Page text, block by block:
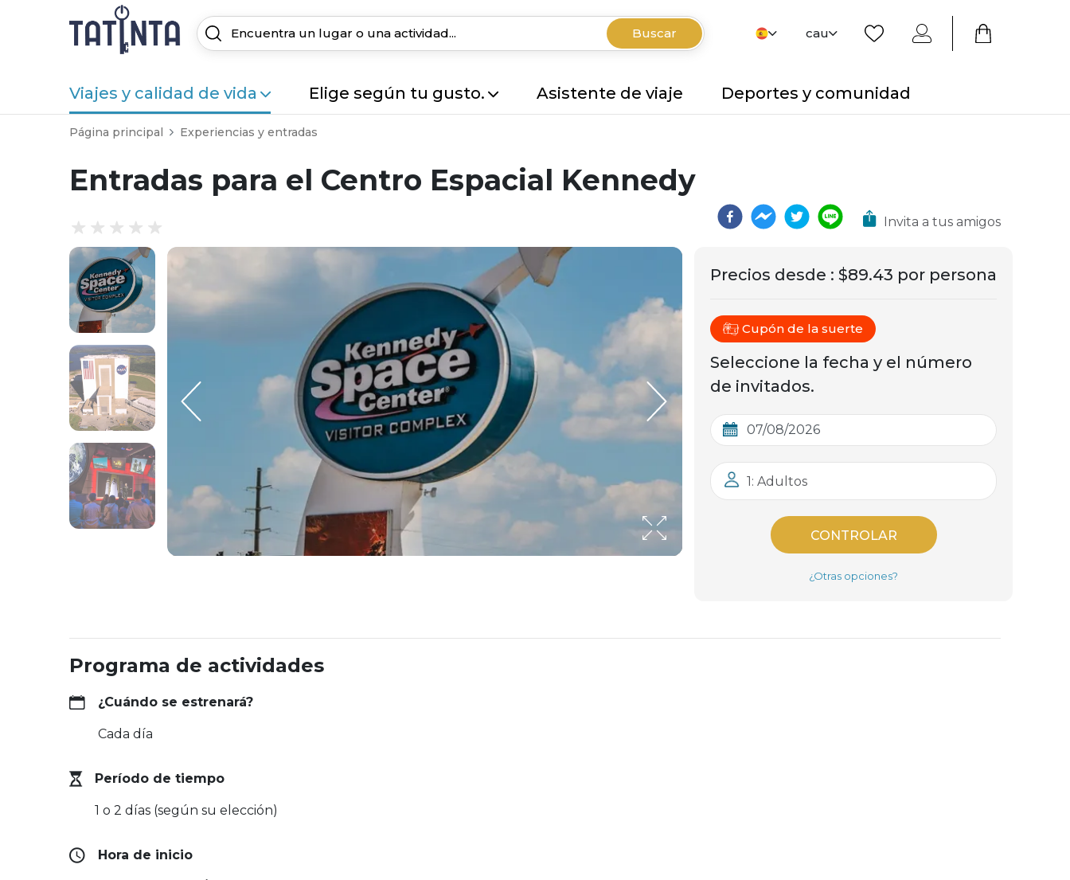
Buscar cau
Viajes y calidad de vida Elige según tu gusto. Asistente de viaje Deportes y comunidad
Página principal Experiencias y entradas
Entradas para el Centro Espacial Kennedy
Invita a tus amigos
Precios desde : $89.43 por persona
Cupón de la suerte
Seleccione la fecha y el número
de invitados.
1: Adultos
CONTROLAR
¿Otras opciones?
Programa de actividades
¿Cuándo se estrenará?
Cada día
Período de tiempo
1 o 2 días (según su elección)
Hora de inicio